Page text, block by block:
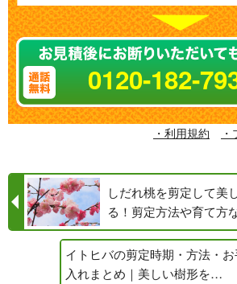
0120-182-
・利用規約
しだれ桃を剪定して美
る！剪定方法や育て方
イトヒバの剪定時期・方法・
入れまとめ｜美しい樹形を…